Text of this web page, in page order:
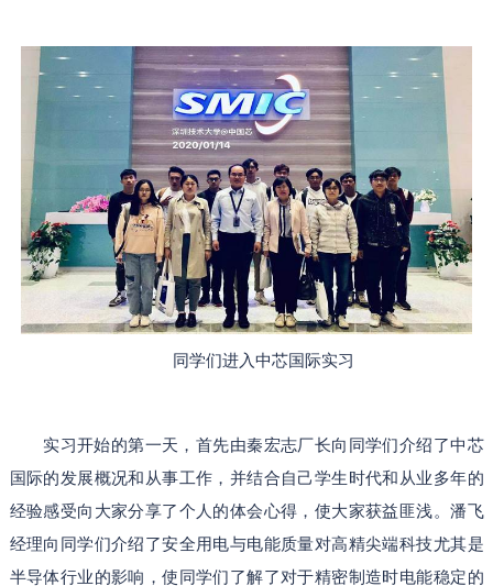
同学们进入中芯国际实习
实习开始的第一天，首先由秦宏志厂长向同学们介绍了中芯
国际的发展概况和从事工作，并结合自己学生时代和从业多年的
经验感受向大家分享了个人的体会心得，使大家获益匪浅。潘飞
经理向同学们介绍了安全用电与电能质量对高精尖端科技尤其是
半导体行业的影响，使同学们了解了对于精密制造时电能稳定的